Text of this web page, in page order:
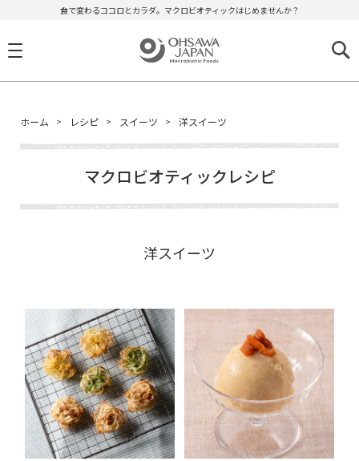
食で変わるココロとカラダ。マクロビオティックはじめませんか？
ホーム レシピ スイーツ 洋スイーツ
マクロビオティックレシピ
洋スイーツ